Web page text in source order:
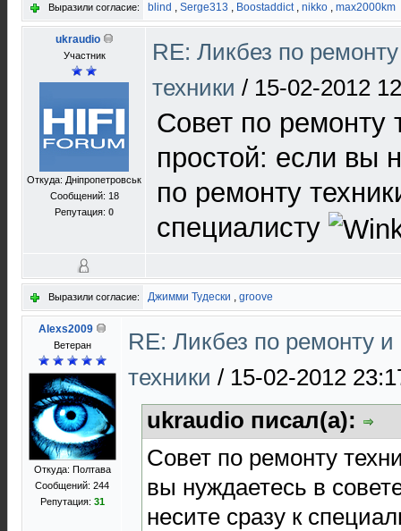
Выразили согласие: blind , Serge313 , Boostaddict, nikko , max2000km
ukraudio
Участник
Откуда: Дніпропетровськ
Сообщений: 18
Репутация: 0
RE: Ликбез по
техники / 15-02-2012
Совет по ремонту
простой: если вы
по ремонту
специалисту
Выразили согласие: Джимми Тудески , groove
Alexs2009
Ветеран
Откуда: Полтава
Сообщений: 244
Репутация: 31
RE: Ликбез по ремонту
техники / 15-02-2012
ukraudio писал(а):
Совет по ремонту
вы нуждаетесь в
несите сразу к